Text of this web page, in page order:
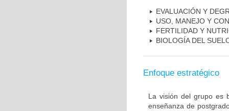
EVALUACIÓN Y
USO, MANEJO Y
FERTILIDAD Y
BIOLOGÍA DEL
Enfoque estratégico
La visión del grupo es
enseñanza de